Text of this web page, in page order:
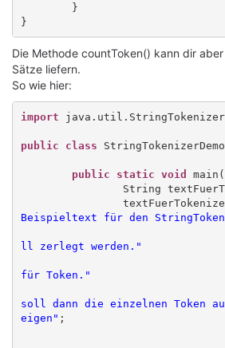
Die Methode countToken() kann dir
Sätze liefern.
So wie hier:
import
public class
public static void
Beispieltext für den
ll zerlegt werden."
für Token."
soll dann die einzelnen Token
eigen" ;